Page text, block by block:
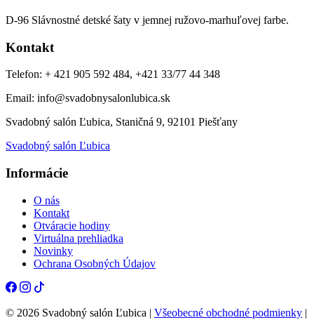
D-96 Slávnostné detské šaty v jemnej ružovo-marhuľovej farbe.
Kontakt
Telefon: + 421 905 592 484, +421 33/77 44 348
Email: info@svadobnysalonlubica.sk
Svadobný salón Ľubica, Staničná 9, 92101 Piešťany
Svadobný salón Ľubica
Informácie
O nás
Kontakt
Otváracie hodiny
Virtuálna prehliadka
Novinky
Ochrana Osobných Údajov
© 2026 Svadobný salón Ľubica | Všeobecné obchodné podmienky |